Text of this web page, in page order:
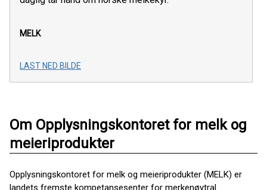
MELK
LAST NED BILDE
Om Opplysningskontoret for melk og
meieriprodukter
Opplysningskontoret for melk og meieriprodukter (MELK) er
landets fremste kompetansesenter for merkenøytral